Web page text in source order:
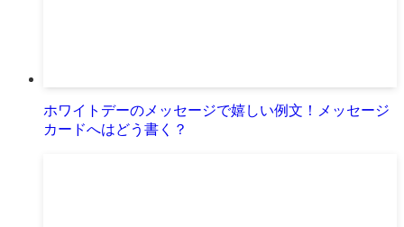
ホワイトデーのメッセージで嬉しい例文！メッセージ
カードへはどう書く？